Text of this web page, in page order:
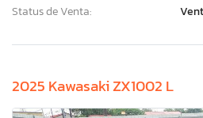
Status de Venta:
2025 Kawasaki ZX1002 L